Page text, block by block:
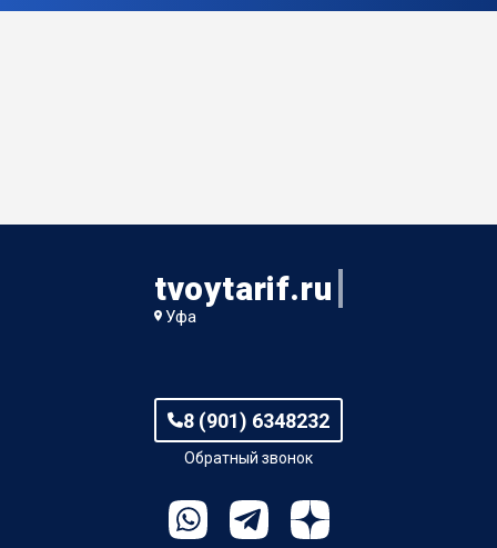
tvoytarif.ru
Уфа
8 (901) 6348232
Обратный звонок